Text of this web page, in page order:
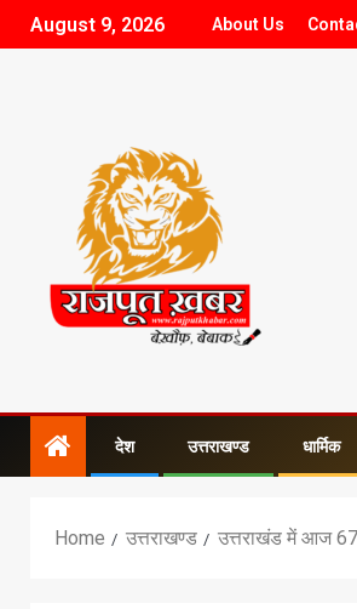
August 9, 2026 About Us
देश उत्तराखण्ड धार्मिक
Home उत्तराखण्ड उत्तराखंड में आज 67